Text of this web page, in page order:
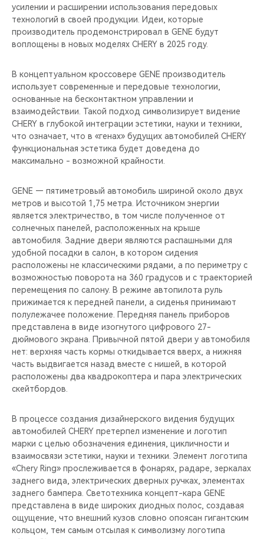
усилении и расширении использования передовых
технологий в своей продукции. Идеи, которые
производитель продемонстрировал в GENE будут
воплощены в новых моделях CHERY в 2025 году.
В концептуальном кроссовере GENE производитель
использует современные и передовые технологии,
основанные на бесконтактном управлении и
взаимодействии. Такой подход символизирует видение
CHERY в глубокой интеграции эстетики, науки и техники,
что означает, что в «генах» будущих автомобилей CHERY
функциональная эстетика будет доведена до
максимально - возможной крайности.
GENE — пятиметровый автомобиль шириной около двух
метров и высотой 1,75 метра. Источником энергии
является электричество, в том числе полученное от
солнечных панелей, расположенных на крыше
автомобиля. Задние двери являются распашными для
удобной посадки в салон, в котором сидения
расположены не классическими рядами, а по периметру с
возможностью поворота на 360 градусов и с траекторией
перемещения по салону. В режиме автопилота руль
прижимается к передней панели, а сиденья принимают
полулежачее положение. Передняя панель приборов
представлена в виде изогнутого цифрового 27-
дюймового экрана. Привычной пятой двери у автомобиля
нет: верхняя часть кормы откидывается вверх, а нижняя
часть выдвигается назад вместе с нишей, в которой
расположены два квадрокоптера и пара электрических
скейтбордов.
В процессе создания дизайнерского видения будущих
автомобилей CHERY претерпел изменение и логотип
марки с целью обозначения единения, цикличности и
взаимосвязи эстетики, науки и техники. Элемент логотипа
«Chery Ring» прослеживается в фонарях, радаре, зеркалах
заднего вида, электрических дверных ручках, элементах
заднего бампера. Светотехника концепт-кара GENE
представлена в виде широких диодных полос, создавая
ощущение, что внешний кузов словно опоясан гигантским
кольцом, тем самым отсылая к символизму логотипа